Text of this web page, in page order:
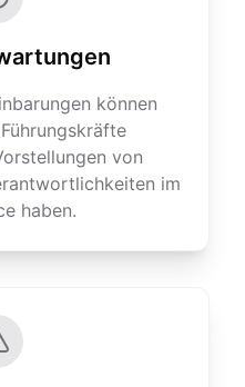
können
von
im
haben.